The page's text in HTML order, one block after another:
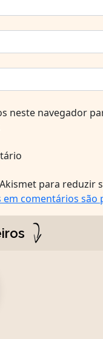
neste navegador
para reduzir
em comentários são